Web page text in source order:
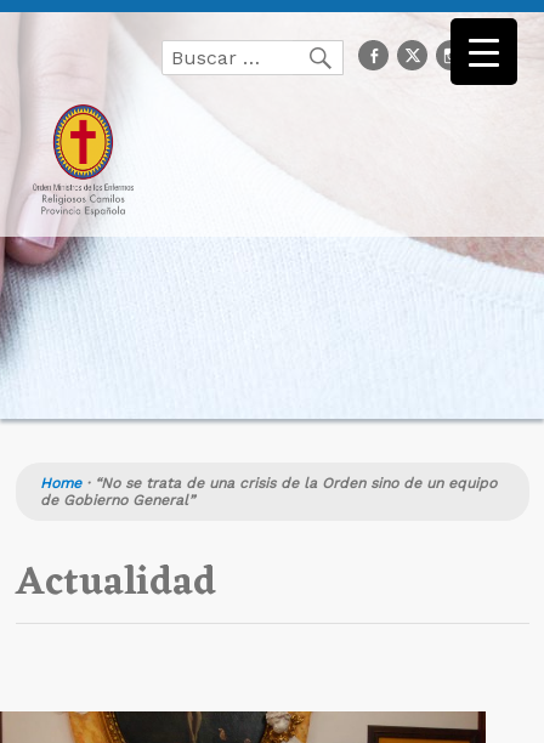
Buscar
por:
Buscarfacebook
Twitter
Home· “No se trata de una crisis de la Orden sino de un equipo
de Gobierno General”
Actualidad